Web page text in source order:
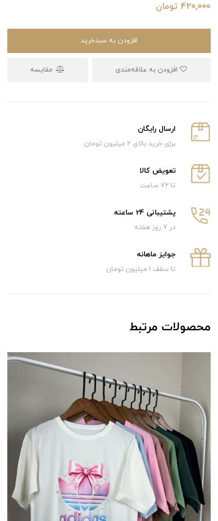
420,000 تومان
افزودن به سبدخرید
مقایسه
ارسال رایگان
برای خرید بالای ۲ میلیون تومان
تعویض کالا
تا ۷۲ ساعت
پشتیبانی 24 ساعته
در 7 روز هفته
جوایز ماهانه
تا سقف 1 میلیون تومان
محصولات مرتبط